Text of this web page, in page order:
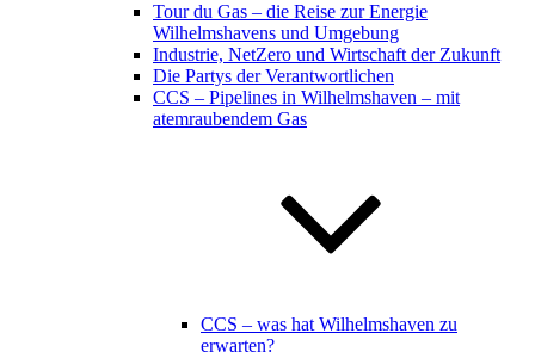
Tour du Gas – die Reise zur Energie
Wilhelmshavens und Umgebung
Industrie, NetZero und Wirtschaft der Zukunft
Die Partys der Verantwortlichen
CCS – Pipelines in Wilhelmshaven – mit
atemraubendem Gas
CCS – was hat Wilhelmshaven zu
erwarten?